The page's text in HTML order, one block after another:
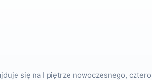
się na I piętrze nowoczesnego,